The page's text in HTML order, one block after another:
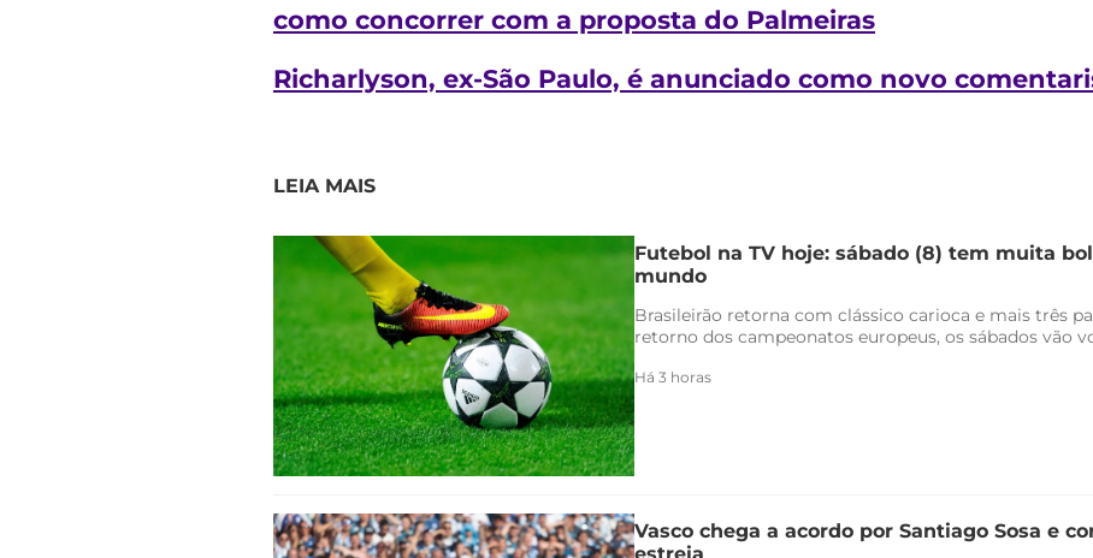
como concorrer com a proposta do Palmeiras
Richarlyson, ex-São Paulo, é anunciado como novo
LEIA MAIS
Futebol na TV hoje: sábado (8) tem muita
mundo
Brasileirão retorna com clássico carioca e mais três
retorno dos campeonatos europeus, os sábados vão
Há 3 horas
Vasco chega a acordo por Santiago Sosa e
estreia